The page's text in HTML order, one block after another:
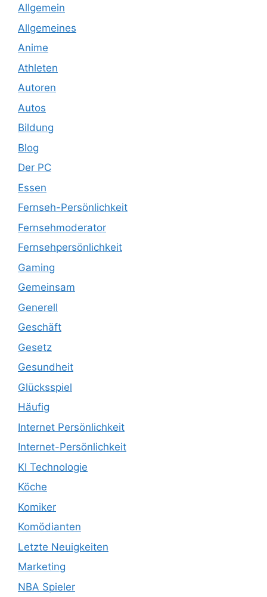
Allgemein
Allgemeines
Anime
Athleten
Autoren
Autos
Bildung
Blog
Der PC
Essen
Fernseh-Persönlichkeit
Fernsehmoderator
Fernsehpersönlichkeit
Gaming
Gemeinsam
Generell
Geschäft
Gesetz
Gesundheit
Glücksspiel
Häufig
Internet Persönlichkeit
Internet-Persönlichkeit
KI Technologie
Köche
Komiker
Komödianten
Letzte Neuigkeiten
Marketing
NBA Spieler